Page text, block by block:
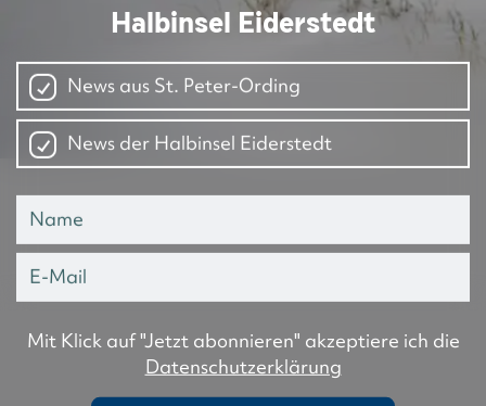
Halbinsel Eiderstedt
News aus St. Peter-Ording
News der Halbinsel Eiderstedt
Mit Klick auf "Jetzt abonnieren" akzeptiere ich die
Datenschutzerklärung